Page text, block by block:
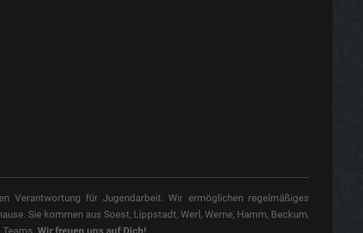
Verantwortung für Jugendarbeit. Wir ermöglichen regelmäßiges
Sie kommen aus Soest, Lippstadt, Werl, Werne, Hamm, Beckum,
Wir freuen uns auf Dich!